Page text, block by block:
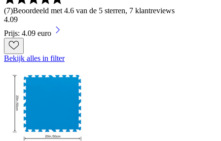
(7)Beoordeeld met 4.6 van de 5 sterren, 7 klantreviews
4.09
Prijs: 4.09 euro
Bekijk alles in filter